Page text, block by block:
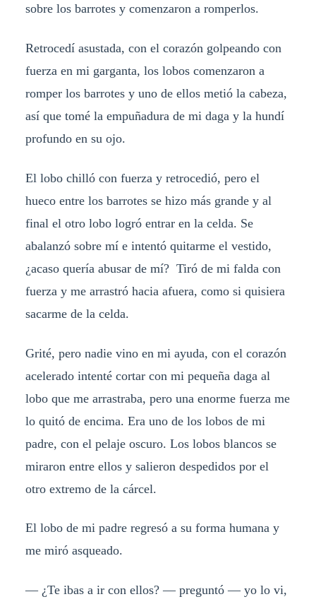
sobre los barrotes y comenzaron a romperlos.
Retrocedí asustada, con el corazón golpeando con
fuerza en mi garganta, los lobos comenzaron a
romper los barrotes y uno de ellos metió la cabeza,
así que tomé la empuñadura de mi daga y la hundí
profundo en su ojo.
El lobo chilló con fuerza y retrocedió, pero el
hueco entre los barrotes se hizo más grande y al
final el otro lobo logró entrar en la celda. Se
abalanzó sobre mí e intentó quitarme el vestido,
¿acaso quería abusar de mí? Tiró de mi falda con
fuerza y me arrastró hacia afuera, como si quisiera
sacarme de la celda.
Grité, pero nadie vino en mi ayuda, con el corazón
acelerado intenté cortar con mi pequeña daga al
lobo que me arrastraba, pero una enorme fuerza me
lo quitó de encima. Era uno de los lobos de mi
padre, con el pelaje oscuro. Los lobos blancos se
miraron entre ellos y salieron despedidos por el
otro extremo de la cárcel.
El lobo de mi padre regresó a su forma humana y
me miró asqueado.
— ¿Te ibas a ir con ellos? — preguntó — yo lo vi,